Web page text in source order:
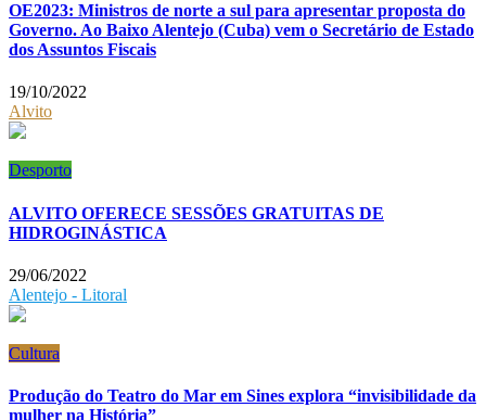
OE2023: Ministros de norte a sul para apresentar proposta do
Governo. Ao Baixo Alentejo (Cuba) vem o Secretário de Estado
dos Assuntos Fiscais
19/10/2022
Alvito
Desporto
ALVITO OFERECE SESSÕES GRATUITAS DE
HIDROGINÁSTICA
29/06/2022
Alentejo - Litoral
Cultura
Produção do Teatro do Mar em Sines explora “invisibilidade da
mulher na História”